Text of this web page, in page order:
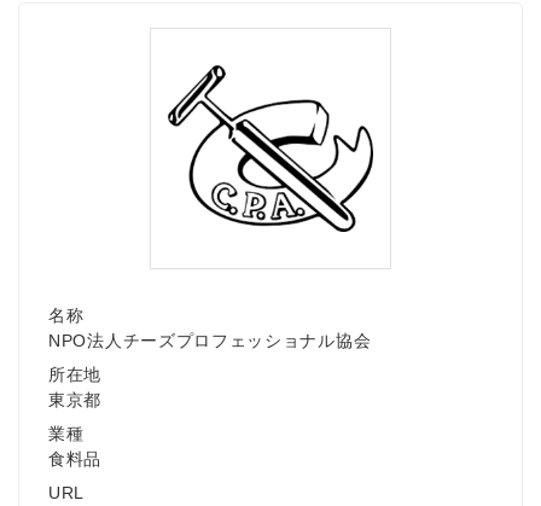
名称
NPO法人チーズプロフェッショナル協会
所在地
東京都
業種
食料品
URL